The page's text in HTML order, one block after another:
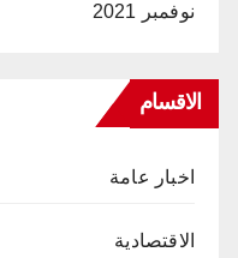
نوفمبر 2021
الاقسام
اخبار عامة
الاقتصادية